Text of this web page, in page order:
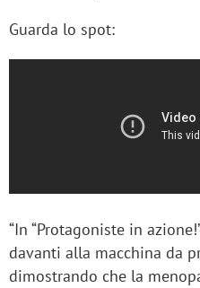
Guarda lo spot:
“In “Protagoniste in
davanti alla macchina da
dimostrando che la